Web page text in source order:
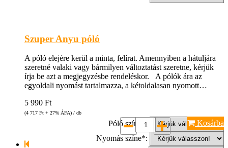
Szuper Anyu póló
A póló elejére kerül a minta, felírat. Amennyiben a hátuljára
szeretné valaki vagy bármilyen változtatást szeretne, kérjük
írja be azt a megjegyzésbe rendeléskor. A pólók ára az
egyoldali nyomást tartalmazza, a kétoldalasan nyomott…
5 990 Ft
(4 717 Ft + 27% ÁFA) / db
Póló színe*:
Nyomás színe*:
Kosárba